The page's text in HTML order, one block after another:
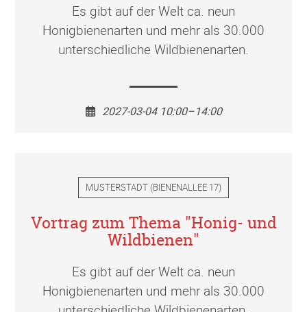
Es gibt auf der Welt ca. neun
Honigbienenarten und mehr als 30.000
unterschiedliche Wildbienenarten.
2027-03-04 10:00–14:00
MUSTERSTADT (BIENENALLEE 17)
Vortrag zum Thema "Honig- und
Wildbienen"
Es gibt auf der Welt ca. neun
Honigbienenarten und mehr als 30.000